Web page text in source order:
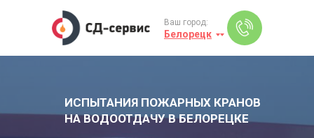
Ваш город:
Белорецк
ИСПЫТАНИЯ ПОЖАРНЫХ КРАНОВ
НА ВОДООТДАЧУ В БЕЛОРЕЦКЕ